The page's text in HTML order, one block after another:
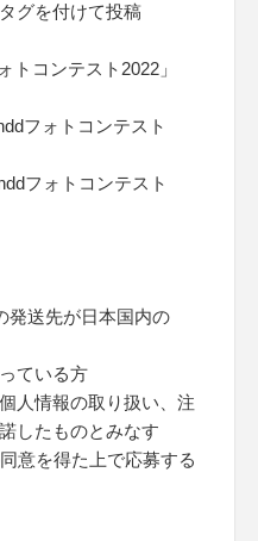
グを付けて投稿
トコンテスト2022」
フォトコンテスト
フォトコンテスト
発送先が日本国内の
ている方
人情報の取り扱い、注
したものとみなす
意を得た上で応募する